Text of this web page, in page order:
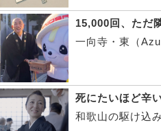
15,000回、ただ
一向寺・東（
死にたいほど辛
和歌山の駆け込